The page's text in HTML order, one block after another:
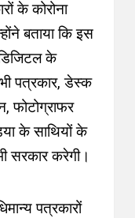
के कोरोना
बताया कि इस
के
पत्रकार, डेस्क
फोटोग्राफर
के साथियों के
सरकार करेगी।
पत्रकारों